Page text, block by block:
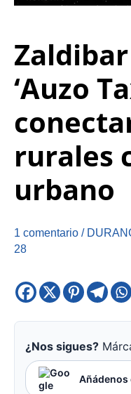
‘Auzo
rurales
urbano
1 comentario /
28
¿Nos sigues?
Añádenos